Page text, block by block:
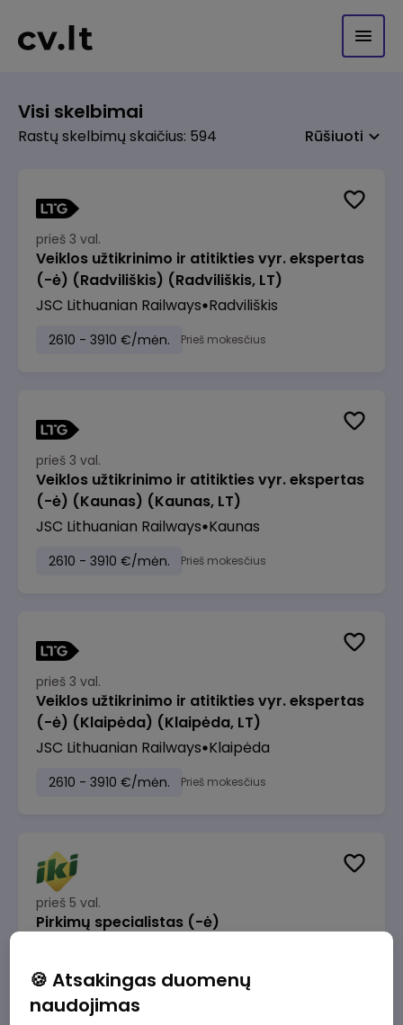
Visi skelbimai
Rastų skelbimų skaičius: 594 Rūšiuoti
prieš 3 val.
Veiklos užtikrinimo ir atitikties vyr. ekspertas
(-ė) (Radviliškis) (Radviliškis, LT)
JSC Lithuanian Railways Radviliškis
2610 - 3910 €/mėn. Prieš mokesčius
prieš 3 val.
Veiklos užtikrinimo ir atitikties vyr. ekspertas
(-ė) (Kaunas) (Kaunas, LT)
JSC Lithuanian Railways Kaunas
2610 - 3910 €/mėn. Prieš mokesčius
prieš 3 val.
Veiklos užtikrinimo ir atitikties vyr. ekspertas
(-ė) (Klaipėda) (Klaipėda, LT)
JSC Lithuanian Railways Klaipėda
2610 - 3910 €/mėn. Prieš mokesčius
prieš 5 val.
Pirkimų specialistas (-ė)
1600 - 1900 €/mėn. Prieš mokesčius
🍪 Atsakingas duomenų
naudojimas